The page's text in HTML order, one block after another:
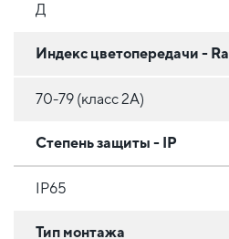
Д
Индекс цветопередачи - Ra
70-79 (класс 2A)
Степень защиты - IP
IP65
Тип монтажа